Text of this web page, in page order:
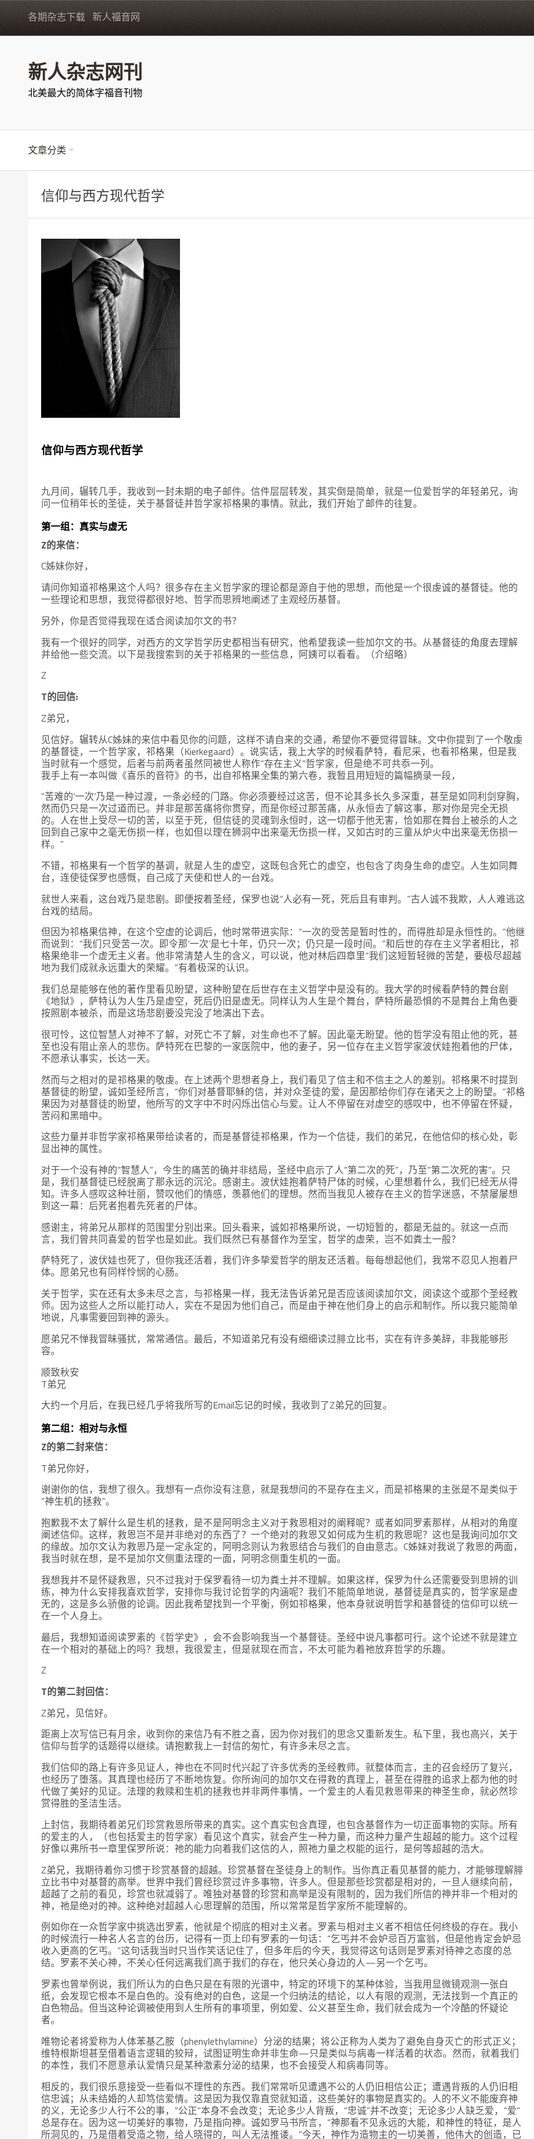
各期杂志下载 新人福音网
新人杂志网刊
北美最大的简体字福音刊物
文章分类
信仰与西方现代哲学
信仰与西方现代哲学
九月间，辗转几手，我收到一封未期的电子邮件。信件层层转发，其实倒是简单，就是一位爱哲学的年轻弟兄，询
问一位稍年长的圣徒，关于基督徒并哲学家祁格果的事情。就此，我们开始了邮件的往复。
第一组：真实与虚无
Z的来信：
C姊妹你好，
请问你知道祁格果这个人吗？很多存在主义哲学家的理论都是源自于他的思想，而他是一个很虔诚的基督徒。他的
一些理论和思想，我觉得都很好地、哲学而思辨地阐述了主观经历基督。
另外，你是否觉得我现在适合阅读加尔文的书？
我有一个很好的同学，对西方的文学哲学历史都相当有研究，他希望我读一些加尔文的书。从基督徒的角度去理解
并给他一些交流。以下是我搜索到的关于祁格果的一些信息，阿姨可以看看。（介绍略）
Z
T的回信:
Z弟兄，
见信好。辗转从C姊妹的来信中看见你的问题，这样不请自来的交通，希望你不要觉得冒昧。文中你提到了一个敬虔
的基督徒，一个哲学家，祁格果（Kierkegaard）。说实话，我上大学的时候看萨特，看尼采，也看祁格果，但是我
当时就有一个感觉，后者与前两者虽然同被世人称作“存在主义”哲学家，但是绝不可共忝一列。
我手上有一本叫做《喜乐的音符》的书，出自祁格果全集的第六卷，我暂且用短短的篇幅摘录一段，
“苦难的‘一次’乃是一种过渡，一条必经的门路。你必须要经过这苦，但不论其多长久多深重，甚至是如同利剑穿胸，
然而仍只是一次过道而已。并非是那苦痛将你贯穿，而是你经过那苦痛，从永恒去了解这事，那对你是完全无损
的。人在世上受尽一切的苦，以至于死，但信徒的灵魂到永恒时，这一切都于他无害，恰如那在舞台上被杀的人之
回到自己家中之毫无伤损一样，也如但以理在狮洞中出来毫无伤损一样，又如古时的三童从炉火中出来毫无伤损一
样。”
不错，祁格果有一个哲学的基调，就是人生的虚空，这既包含死亡的虚空，也包含了肉身生命的虚空。人生如同舞
台，连使徒保罗也感慨，自己成了天使和世人的一台戏。
就世人来看，这台戏乃是悲剧。即便按着圣经，保罗也说“人必有一死，死后且有审判。”古人诚不我欺，人人难逃这
台戏的结局。
但因为祁格果信神，在这个空虚的论调后，他时常带进实际：“一次的受苦是暂时性的，而得胜却是永恒性的。”他继
而说到：“我们只受苦一次。即令那‘一次’是七十年，仍只一次；仍只是一段时间。”和后世的存在主义学者相比，祁
格果绝非一个虚无主义者。他非常清楚人生的含义，可以说，他对林后四章里“我们这短暂轻微的苦楚，要极尽超越
地为我们成就永远重大的荣耀。”有着极深的认识。
我们总是能够在他的著作里看见盼望，这种盼望在后世存在主义哲学中是没有的。我大学的时候看萨特的舞台剧
《地狱》，萨特认为人生乃是虚空，死后仍旧是虚无。同样认为人生是个舞台，萨特所最恐惧的不是舞台上角色要
按照剧本被杀，而是这场悲剧要没完没了地演出下去。
很可怜，这位智慧人对神不了解，对死亡不了解，对生命也不了解。因此毫无盼望。他的哲学没有阻止他的死，甚
至也没有阻止亲人的悲伤。萨特死在巴黎的一家医院中，他的妻子，另一位存在主义哲学家波伏娃抱着他的尸体，
不愿承认事实，长达一天。
然而与之相对的是祁格果的敬虔。在上述两个思想者身上，我们看见了信主和不信主之人的差别。祁格果不时提到
基督徒的盼望，诚如圣经所言，“你们对基督耶稣的信，并对众圣徒的爱，是因那给你们存在诸天之上的盼望。”祁格
果因为对基督徒的盼望，他所写的文字中不时闪烁出信心与爱。让人不停留在对虚空的感叹中，也不停留在怀疑，
苦闷和黑暗中。
这些力量并非哲学家祁格果带给读者的，而是基督徒祁格果，作为一个信徒，我们的弟兄，在他信仰的核心处，彰
显出神的属性。
对于一个没有神的“智慧人”，今生的痛苦的确并非结局，圣经中启示了人“第二次的死”，乃至“第二次死的害”。只
是，我们基督徒已经脱离了那永远的沉沦。感谢主。波伏娃抱着萨特尸体的时候，心里想着什么，我们已经无从得
知。许多人感叹这种壮丽，赞叹他们的情感，羡慕他们的理想。然而当我见人被存在主义的哲学迷惑，不禁屡屡想
到这一幕：后死者抱着先死者的尸体。
感谢主，将弟兄从那样的范围里分别出来。回头看来，诚如祁格果所说，一切短暂的，都是无益的。就这一点而
言，我们曾共同喜爱的哲学也是如此。我们既然已有基督作为至宝，哲学的虚荣，岂不如粪土一般？
萨特死了，波伏娃也死了，但你我还活着，我们许多挚爱哲学的朋友还活着。每每想起他们，我常不忍见人抱着尸
体。愿弟兄也有同样怜悯的心肠。
关于哲学，实在还有太多未尽之言，与祁格果一样，我无法告诉弟兄是否应该阅读加尔文，阅读这个或那个圣经教
师。因为这些人之所以能打动人，实在不是因为他们自己，而是由于神在他们身上的启示和制作。所以我只能简单
地说，凡事需要回到神的源头。
愿弟兄不惮我冒昧骚扰，常常通信。最后，不知道弟兄有没有细细读过腓立比书，实在有许多美辞，非我能够形
容。
顺致秋安
T弟兄
大约一个月后，在我已经几乎将我所写的Email忘记的时候，我收到了Z弟兄的回复。
第二组：相对与永恒
Z的第二封来信：
T弟兄你好，
谢谢你的信，我想了很久。我想有一点你没有注意，就是我想问的不是存在主义，而是祁格果的主张是不是类似于
“神生机的拯救”。
抱歉我不太了解什么是生机的拯救，是不是阿明念主义对于救恩相对的阐释呢？或者如同罗素那样，从相对的角度
阐述信仰。这样，救恩岂不是并非绝对的东西了？一个绝对的救恩又如何成为生机的救恩呢？这也是我询问加尔文
的缘故。加尔文认为救恩乃是一定永定的，阿明念则认为救恩结合与我们的自由意志。C姊妹对我说了救恩的两面，
我当时就在想，是不是加尔文侧重法理的一面，阿明念侧重生机的一面。
我想我并不是怀疑救恩，只不过我对于保罗看待一切为粪土并不理解。如果这样，保罗为什么还需要受到思辨的训
练，神为什么安排我喜欢哲学，安排你与我讨论哲学的内涵呢？我们不能简单地说，基督徒是真实的，哲学家是虚
无的，这是多么骄傲的论调。因此我希望找到一个平衡，例如祁格果，他本身就说明哲学和基督徒的信仰可以统一
在一个人身上。
最后，我想知道阅读罗素的《哲学史》，会不会影响我当一个基督徒。圣经中说凡事都可行。这个论述不就是建立
在一个相对的基础上的吗？我想，我很爱主，但是就现在而言，不太可能为着祂放弃哲学的乐趣。
Z
T的第二封回信：
Z弟兄，见信好。
距离上次写信已有月余，收到你的来信乃有不胜之喜，因为你对我们的思念又重新发生。私下里，我也高兴，关于
信仰与哲学的话题得以继续。请抱歉我上一封信的匆忙，有许多未尽之言。
我们信仰的路上有许多见证人，神也在不同时代兴起了许多优秀的圣经教师。就整体而言，主的召会经历了复兴，
也经历了堕落。其真理也经历了不断地恢复。你所询问的加尔文在得救的真理上，甚至在得胜的追求上都为他的时
代做了美好的见证。法理的救赎和生机的拯救也并非两件事情，一个爱主的人看见救恩带来的神圣生命，就必然珍
赏得胜的圣洁生活。
上封信，我期待着弟兄们珍赏救恩所带来的真实。这个真实包含真理，也包含基督作为一切正面事物的实际。所有
的爱主的人，（也包括爱主的哲学家）看见这个真实，就会产生一种力量，而这种力量产生超越的能力。这个过程
好像以弗所书一章里保罗所说：祂的能力向着我们这信的人，照祂力量之权能的运行，是何等超越的浩大。
Z弟兄，我期待着你习惯于珍赏基督的超越。珍赏基督在圣徒身上的制作。当你真正看见基督的能力，才能够理解腓
立比书中对基督的高举。世界中我们曾经珍赏过许多事物，许多人。但是那些珍赏都是相对的，一旦人继续向前，
超越了之前的看见，珍赏也就减弱了。唯独对基督的珍赏和高举是没有限制的，因为我们所信的神并非一个相对的
神，祂是绝对的神。这种绝对超越人心思理解的范围，所以常常是哲学家所不能理解的。
例如你在一众哲学家中挑选出罗素，他就是个彻底的相对主义者。罗素与相对主义者不相信任何终极的存在。我小
的时候流行一种名人名言的台历，记得有一页上印有罗素的一句话：“乞丐并不会妒忌百万富翁，但是他肯定会妒忌
收入更高的乞丐。”这句话我当时只当作笑话记住了，但多年后的今天，我觉得这句话则是罗素对待神之态度的总
结。罗素不关心神，不关心任何远离我们高于我们的存在，他只关心身边的人—另一个乞丐。
罗素也曾举例说，我们所认为的白色只是在有限的光谱中，特定的环境下的某种体验，当我用显微镜观测一张白
纸，会发现它根本不是白色的。没有绝对的白色，这是一个归纳法的结论，以人有限的观测，无法找到一个真正的
白色物品。但当这种论调被使用到人生所有的事项里，例如爱、公义甚至生命，我们就会成为一个冷酷的怀疑论
者。
唯物论者将爱称为人体苯基乙胺（phenylethylamine）分泌的结果；将公正称为人类为了避免自身灭亡的形式正义；
维特根斯坦甚至借着语言逻辑的狡辩，试图证明生命并非生命—只是类似与病毒一样活着的状态。然而，就着我们
的本性，我们不愿意承认爱情只是某种激素分泌的结果，也不会接受人和病毒同等。
相反的，我们很乐意接受一些看似不理性的东西。我们常常听见遭遇不公的人仍旧相信公正；遭遇背叛的人仍旧相
信忠诚；从未结婚的人却笃信爱情。这是因为我仅靠直觉就知道，这些美好的事物是真实的。人的不义不能废弃神
的义，无论多少人行不公的事，“公正”本身不会改变；无论多少人背叛，“忠诚”并不改变；无论多少人缺乏爱，“爱”
总是存在。因为这一切美好的事物，乃是指向神。诚如罗马书所言，“神那看不见永远的大能，和神性的特征，是人
所洞见的，乃是借着受造之物，给人晓得的，叫人无法推诿。”今天，神作为造物主的一切美善，他伟大的创造，已